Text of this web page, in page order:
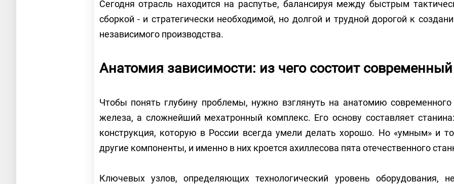
Сегодня отрасль находится на распутье, балансируя между быстрым
сборкой - и стратегически необходимой, но долгой и трудной дорогой к
независимого производства.
Анатомия зависимости: из чего состоит
Чтобы понять глубину проблемы, нужно взглянуть на анатомию
железа, а сложнейший мехатронный комплекс. Его основу составляет
конструкция, которую в России всегда умели делать хорошо. Но «умным» и
другие компоненты, и именно в них кроется ахиллесова пята отечественного
Ключевых узлов, определяющих технологический уровень оборудования,